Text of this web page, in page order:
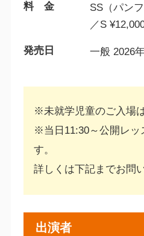
料 金
SS（パン
／S
発売日 一般 2026
※未就学児童のご入場
※当日11:30～公開レッ
す。
詳しくは下記までお問
出演者